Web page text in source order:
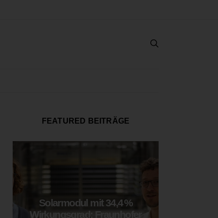
FEATURED BEITRÄGE
Solarmodul mit 34,4 %
Wirkungsgrad: Fraunhofer